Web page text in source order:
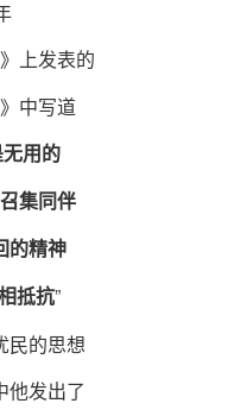
上发表的
中写道
用的
集同伴
的精神
抵抗”
民的思想
他发出了